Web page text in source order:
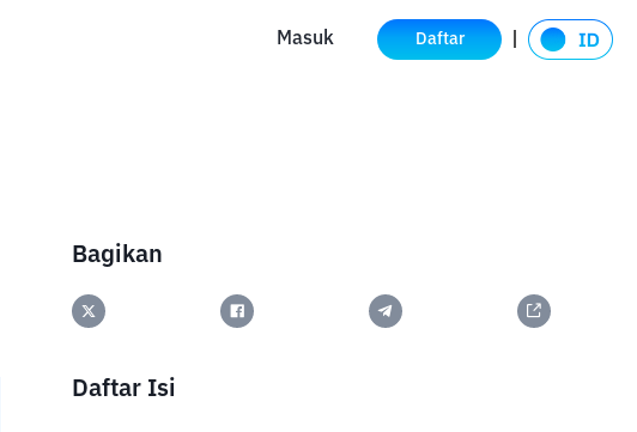
Masuk Daftar
Bagikan
Daftar Isi